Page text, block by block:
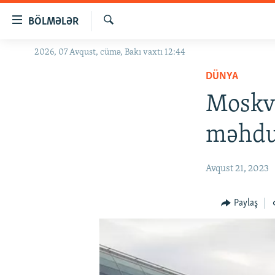
BÖLMƏLƏR
GÜNDƏM
Axtar
2026, 07 Avqust, cümə, Bakı vaxtı 12:44
DÜNYA
Avqust 21, 2023
Paylaş